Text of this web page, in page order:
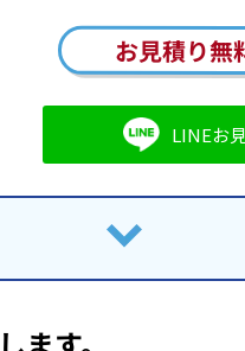
お見積り無
LINEお